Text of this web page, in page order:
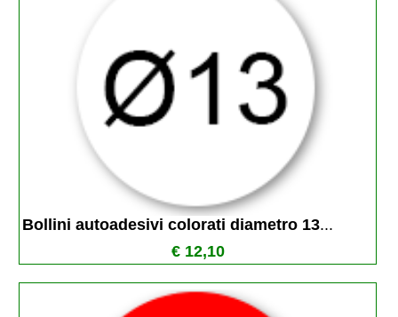
Bollini autoadesivi colorati diametro 13...
€ 12,10